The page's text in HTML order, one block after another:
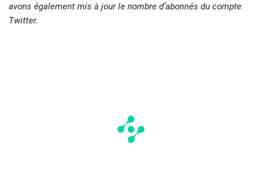
avons également mis à jour le nombre d’abonnés du compte
Twitter.